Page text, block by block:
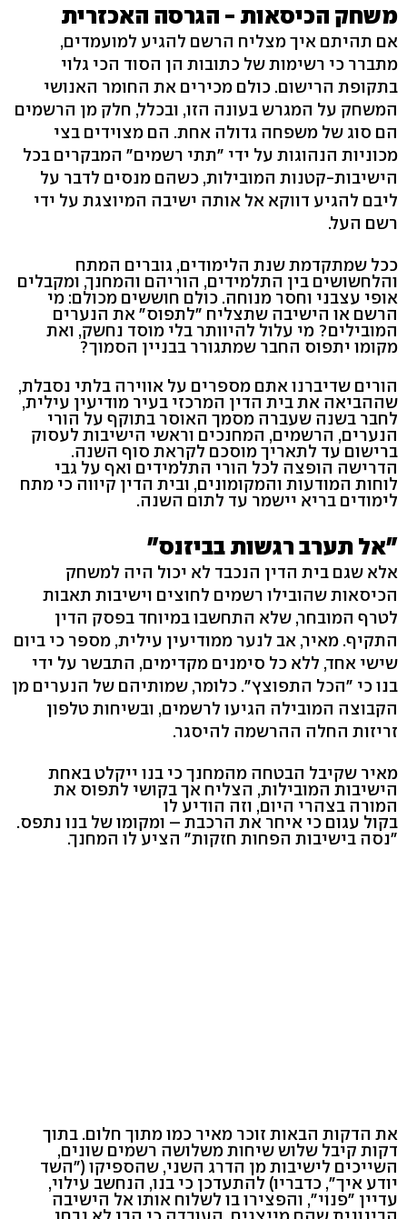
משחק הכיסאות - הגרסה האכזרית
אם תהיתם איך מצליח הרשם להגיע למועמדים,
מתברר כי רשימות של כתובות הן הסוד הכי גלוי
בתקופת הרישום. כולם מכירים את החומר האנושי
המשחק על המגרש בעונה הזו, ובכלל, חלק מן הרשמים
הם סוג של משפחה גדולה אחת. הם מצוידים בצי
מכוניות הנהוגות על ידי "תתי רשמים" המבקרים בכל
הישיבות-קטנות המובילות, כשהם מנסים לדבר על
ליבם להגיע דווקא אל אותה ישיבה המיוצגת על ידי
רשם העל.
ככל שמתקדמת שנת הלימודים, גוברים המתח
והלחשושים בין התלמידים, הוריהם והמחנך, ומקבלים
אופי עצבני וחסר מנוחה. כולם חוששים מכולם: מי
הרשם או הישיבה שתצליח "לתפוס" את הנערים
המובילים? מי עלול להיוותר בלי מוסד נחשק, ואת
מקומו יתפוס החבר שמתגורר בבניין הסמוך?
הורים שדיברנו אתם מספרים על אווירה בלתי נסבלת,
שההביאה את בית הדין המרכזי בעיר מודיעין עילית,
לחבר בשנה שעברה מסמך האוסר בתוקף על הורי
הנערים, הרשמים, המחנכים וראשי הישיבות לעסוק
ברישום עד לתאריך מוסכם לקראת סוף השנה.
הדרישה הופצה לכל הורי התלמידים ואף על גבי
לוחות המודעות והמקומונים, ובית הדין קיווה כי מתח
לימודים בריא יישמר עד לתום השנה.
"אל תערב רגשות בביזנס"
אלא שגם בית הדין הנכבד לא יכול היה למשחק
הכיסאות שהובילו רשמים לחוצים וישיבות תאבות
לטרף המובחר, שלא התחשבו במיוחד בפסק הדין
התקיף. מאיר, אב לנער ממודיעין עילית, מספר כי ביום
שישי אחד, ללא כל סימנים מקדימים, התבשר על ידי
בנו כי "הכל התפוצץ". כלומר, שמותיהם של הנערים מן
הקבוצה המובילה הגיעו לרשמים, ובשיחות טלפון
זריזות החלה ההרשמה להיסגר.
מאיר שקיבל הבטחה מהמחנך כי בנו ייקלט באחת
הישיבות המובילות, הצליח אך בקושי לתפוס את
המורה בצהרי היום, וזה הודיע לו
בקול עגום כי איחר את הרכבת – ומקומו של בנו נתפס.
"נסה בישיבות הפחות חזקות" הציע לו המחנך.
את הדקות הבאות זוכר מאיר כמו מתוך חלום. בתוך
דקות קיבל שלוש שיחות משלושה רשמים שונים,
השייכים לישיבות מן הדרג השני, שהספיקו ("השד
יודע איך", כדבריו) להתעדכן כי בנו, הנחשב עילוי,
עדיין "פנוי", והפצירו בו לשלוח אותו אל הישיבה